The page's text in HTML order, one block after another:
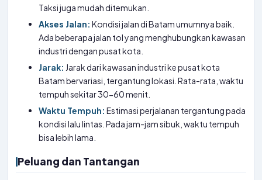
Taksi juga mudah ditemukan.
Akses Jalan: Kondisi jalan di Batam umumnya baik.
Ada beberapa jalan tol yang menghubungkan kawasan
industri dengan pusat kota.
Jarak: Jarak dari kawasan industri ke pusat kota
Batam bervariasi, tergantung lokasi. Rata-rata, waktu
tempuh sekitar 30-60 menit.
Waktu Tempuh: Estimasi perjalanan tergantung pada
kondisi lalu lintas. Pada jam-jam sibuk, waktu tempuh
bisa lebih lama.
Peluang dan Tantangan